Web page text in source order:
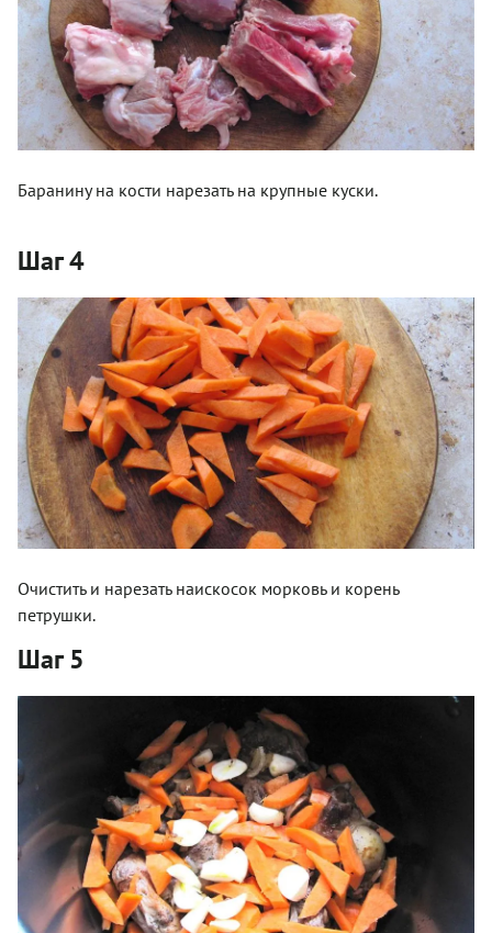
Баранину на кости нарезать на крупные куски.
Шаг 4
Очистить и нарезать наискосок морковь и корень
петрушки.
Шаг 5